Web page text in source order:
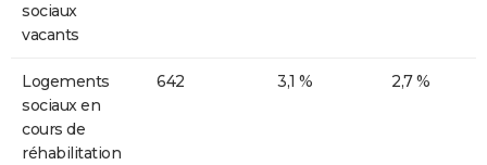
sociaux
vacants
Logements
sociaux en
cours de
réhabilitation
642 3,1 % 2,7 %